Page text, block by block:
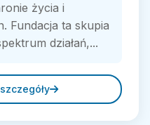
życia i
Fundacja ta skupia
działań,...